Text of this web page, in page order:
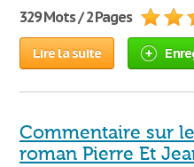
329 Mots / 2 Pages
Lire la suite
Commentaire sur
roman Pierre Et